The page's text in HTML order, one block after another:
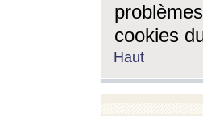
cookies
Haut